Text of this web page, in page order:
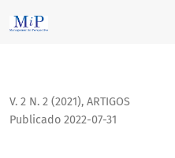
Reação dos Fundos de
V. 2 N. 2 (2021), ARTIGOS
Publicado 2022-07-31